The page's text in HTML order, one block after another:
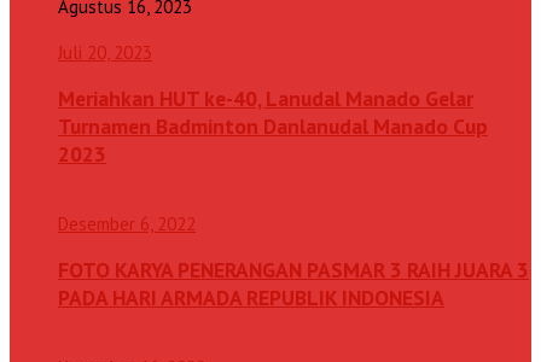
Agustus 16, 2023
Juli 20, 2023
Meriahkan HUT ke-40, Lanudal Manado Gelar
Turnamen Badminton Danlanudal Manado Cup
2023
Desember 6, 2022
FOTO KARYA PENERANGAN PASMAR 3 RAIH JUARA 3
PADA HARI ARMADA REPUBLIK INDONESIA